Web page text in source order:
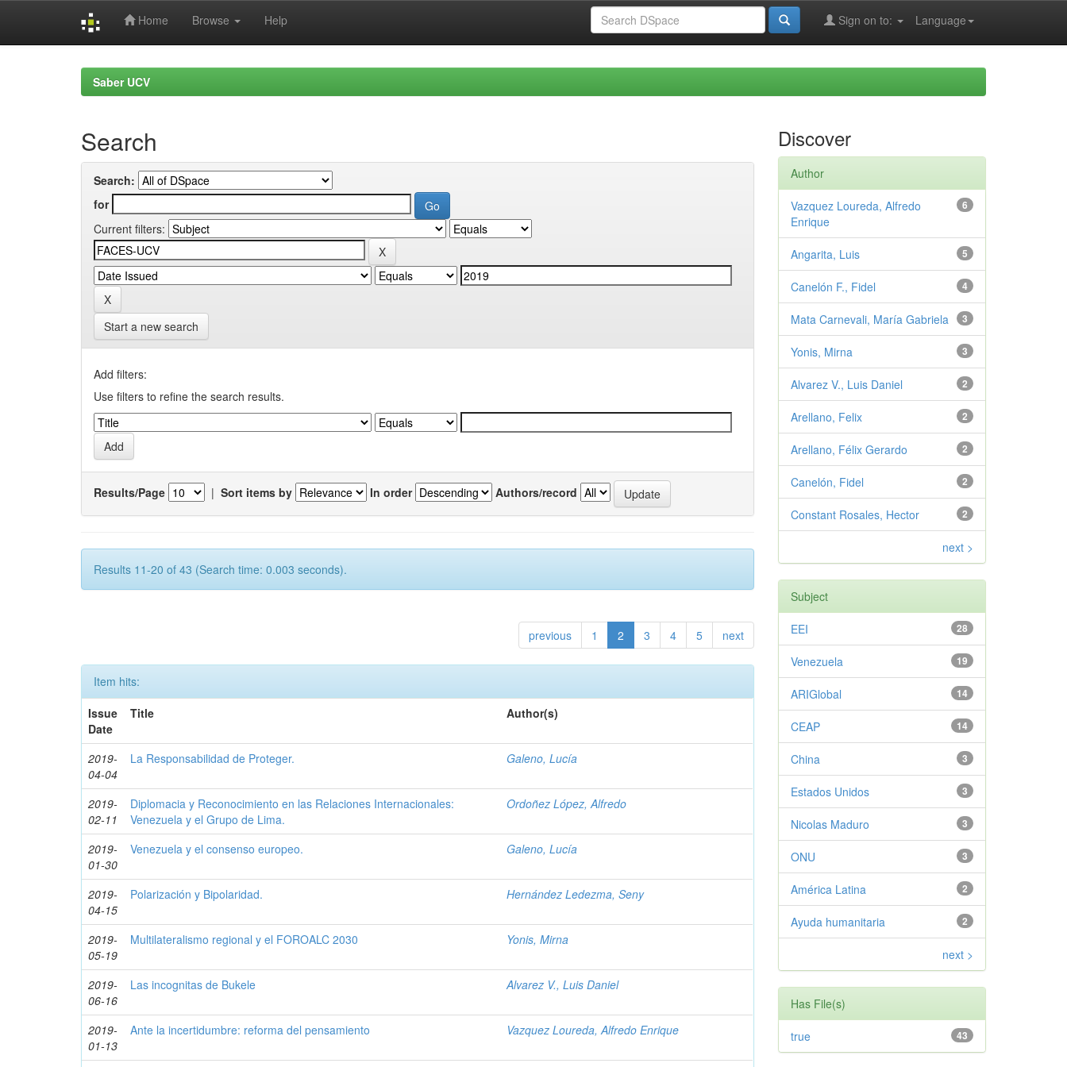
Home Browse Help Language
Sign on to:
Saber UCV
Search
Search:
for
Current filters:
Start a new search
Add filters:
Use filters to refine the search results.
Results/Page | Sort items by In order Authors/record
Results 11-20 of 43 (Search time: 0.003 seconds).
previous 1 2 3 4 5 next
Item hits:
Issue
Date
Title Author(s)
2019-
04-04
La Responsabilidad de Proteger. Galeno, Lucía
2019-
02-11
Diplomacia y Reconocimiento en las Relaciones Internacionales:
Venezuela y el Grupo de Lima.
Ordoñez López, Alfredo
2019-
01-30
Venezuela y el consenso europeo. Galeno, Lucía
2019-
04-15
Polarización y Bipolaridad. Hernández Ledezma, Seny
2019-
05-19
Multilateralismo regional y el FOROALC 2030 Yonis, Mirna
2019-
06-16
Las incognitas de Bukele Alvarez V., Luis Daniel
2019-
01-13
Ante la incertidumbre: reforma del pensamiento Vazquez Loureda, Alfredo Enrique
Discover
Author
6
Vazquez Loureda, Alfredo
Enrique
5
Angarita, Luis
4
Canelón F., Fidel
3
Mata Carnevali, María Gabriela
3
Yonis, Mirna
2
Alvarez V., Luis Daniel
2
Arellano, Felix
2
Arellano, Félix Gerardo
2
Canelón, Fidel
2
Constant Rosales, Hector
next >
Subject
28
EEI
19
Venezuela
14
ARIGlobal
14
CEAP
3
China
3
Estados Unidos
3
Nicolas Maduro
3
ONU
2
América Latina
2
Ayuda humanitaria
next >
Has File(s)
43
true